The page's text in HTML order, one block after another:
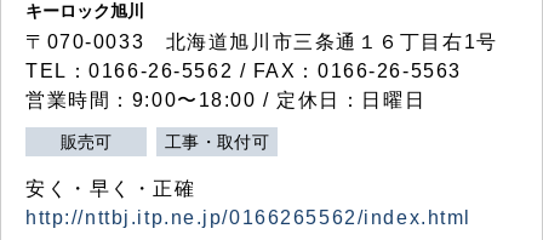
キーロック旭川
〒070-0033 北海道旭川市三条通１６丁目右1号
TEL：0166-26-5562 / FAX：0166-26-5563
営業時間：9:00〜18:00 / 定休日：日曜日
販売可 工事・取付可
安く・早く・正確
http://nttbj.itp.ne.jp/0166265562/index.html